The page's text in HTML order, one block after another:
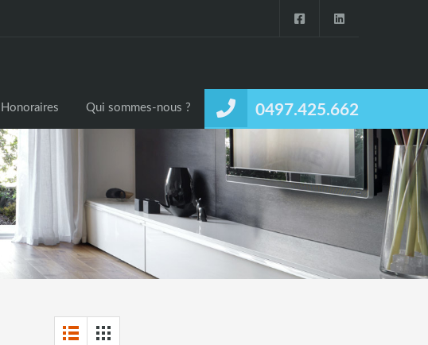
0497.425.662
Honoraires Qui sommes-nous ?